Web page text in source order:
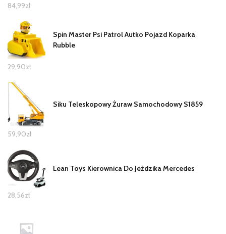
84,99zł
Spin Master Psi Patrol Autko Pojazd Koparka
Rubble
29,90zł
Siku Teleskopowy Żuraw Samochodowy S1859
59,90zł
Lean Toys Kierownica Do Jeździka Mercedes
28,56zł